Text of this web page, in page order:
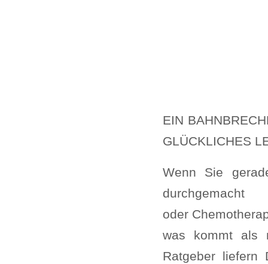
EIN
GLÜCKLICHES
Wenn Sie
oder
was kommt als
Ratgeber liefern